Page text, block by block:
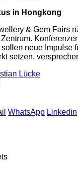
in Hongkong
& Gem Fairs
neue Impulse
setzen,
Lücke
WhatsApp Linkedin